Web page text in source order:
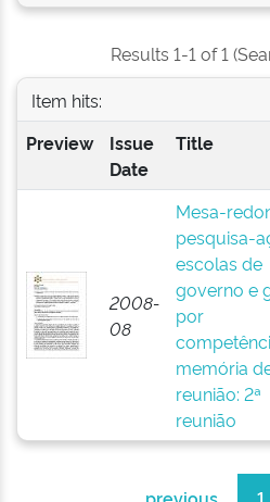
Results 1-1 of 1
Item hits:
Preview
Issue
Date
Title
2008-
08
Mesa-
pesquisa-
escolas de
governo e
por
memória
reunião: 2ª
reunião